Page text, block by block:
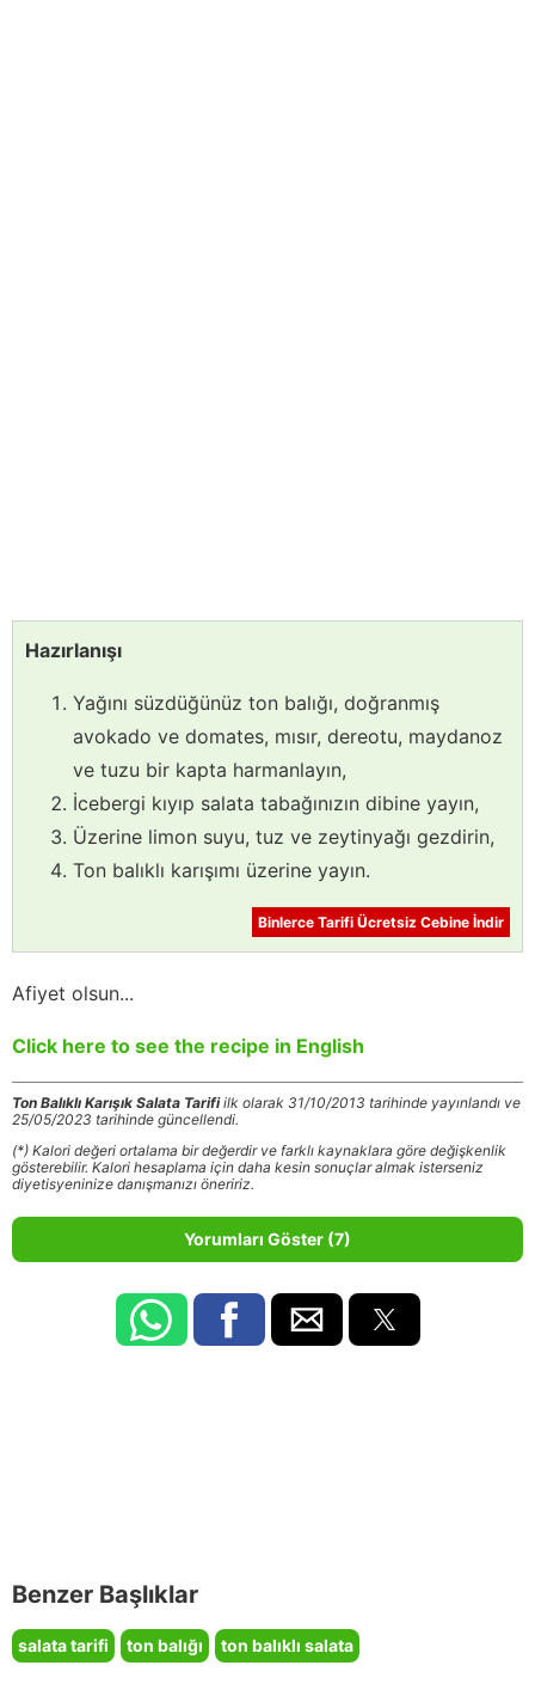
Hazırlanışı
Yağını süzdüğünüz ton balığı, doğranmış
avokado ve domates, mısır, dereotu, maydanoz
ve tuzu bir kapta harmanlayın,
İcebergi kıyıp salata tabağınızın dibine yayın,
Üzerine limon suyu, tuz ve zeytinyağı gezdirin,
Ton balıklı karışımı üzerine yayın.
Binlerce Tarifi Ücretsiz Cebine İndir
Afiyet olsun...
Click here to see the recipe in English
Ton Balıklı Karışık Salata Tarifiilk olarak 31/10/2013 tarihinde yayınlandı ve
25/05/2023 tarihinde güncellendi.
(*) Kalori değeri ortalama bir değerdir ve farklı kaynaklara göre değişkenlik
gösterebilir. Kalori hesaplama için daha kesin sonuçlar almak isterseniz
diyetisyeninize danışmanızı öneririz.
Yorumları Göster (7)
Benzer Başlıklar
salata tarifi ton balığı ton balıklı salata